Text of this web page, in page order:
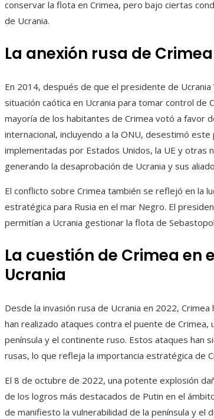
conservar la flota en Crimea, pero bajo ciertas
de Ucrania.
La anexión rusa de Crimea
En 2014, después de que el presidente de
situación caótica en Ucrania para tomar control de
mayoría de los habitantes de Crimea votó a favor
internacional, incluyendo a la ONU, desestimó
implementadas por Estados Unidos, la UE y otras
generando la desaprobación de Ucrania y sus
El conflicto sobre Crimea también se reflejó en la
estratégica para Rusia en el mar Negro. El
permitían a Ucrania gestionar la flota de
La cuestión de Crimea en
Ucrania
Desde la invasión rusa de Ucrania en 2022,
han realizado ataques contra el puente de
península y el continente ruso. Estos ataques han
rusas, lo que refleja la importancia estratégica de
El 8 de octubre de 2022, una potente explosión
de los logros más destacados de Putin en el
de manifiesto la vulnerabilidad de la península y